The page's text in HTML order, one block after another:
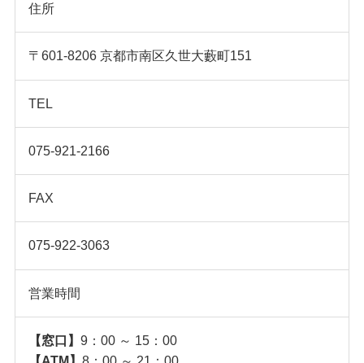
住所
〒601-8206 京都市南区久世大藪町151
TEL
075-921-2166
FAX
075-922-3063
営業時間
【窓口】9：00 ～ 15：00